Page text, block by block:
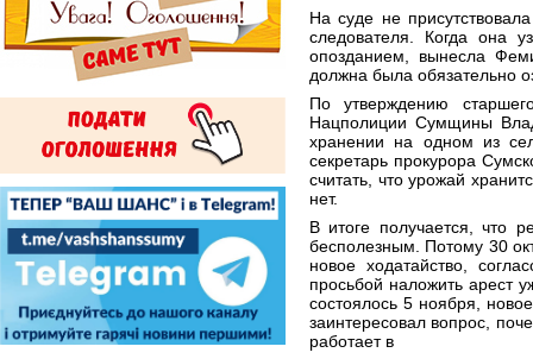
На суде не
следователя. Когда она
опозданием, вынесла
должна была обязательно
По утверждению
Нацполиции Сумщины
хранении на одном из
секретарь прокурора
считать, что урожай
нет.
В итоге получается, что
бесполезным. Потому 30
новое ходатайство,
просьбой наложить арест
состоялось 5 ноября,
заинтересовал вопрос,
работает в